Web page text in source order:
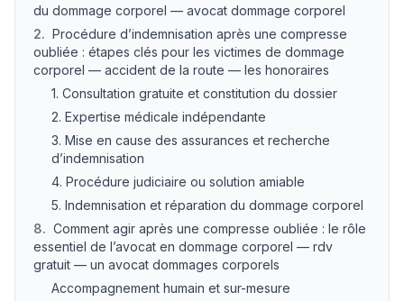
du dommage corporel — avocat dommage corporel
2. Procédure d’indemnisation après une compresse
oubliée : étapes clés pour les victimes de dommage
corporel — accident de la route — les honoraires
1. Consultation gratuite et constitution du dossier
2. Expertise médicale indépendante
3. Mise en cause des assurances et recherche
d’indemnisation
4. Procédure judiciaire ou solution amiable
5. Indemnisation et réparation du dommage corporel
8. Comment agir après une compresse oubliée : le rôle
essentiel de l’avocat en dommage corporel — rdv
gratuit — un avocat dommages corporels
Accompagnement humain et sur-mesure